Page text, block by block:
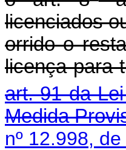
licenciados
orrido o
licença para
art. 91 da
Medida
nº 12.998,